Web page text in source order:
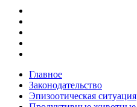
Главное
Законодательство
Эпизоотическая ситуация